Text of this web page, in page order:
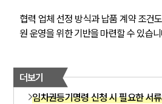
협력 업체 선정 방식과 납품 계약 조건
원 운영을 위한 기반을 마련할 수 있습니
더보기
임차권등기명령 신청 시 필요한 서